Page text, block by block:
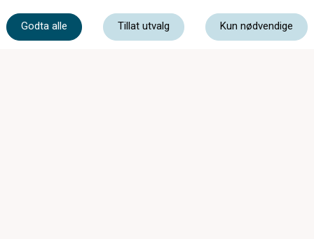
Godta alle Tillat utvalg Kun nødvendige